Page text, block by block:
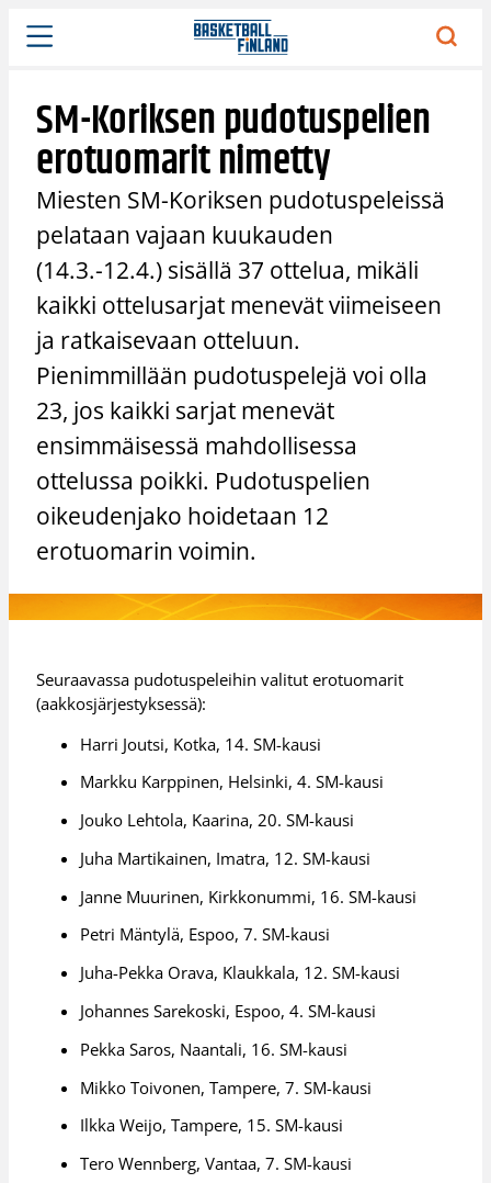
Siirry
sisältöön
SM-Koriksen pudotuspelien
erotuomarit nimetty
Miesten SM-Koriksen pudotuspeleissä
pelataan vajaan kuukauden
(14.3.-12.4.) sisällä 37 ottelua, mikäli
kaikki ottelusarjat menevät viimeiseen
ja ratkaisevaan otteluun.
Pienimmillään pudotuspelejä voi olla
23, jos kaikki sarjat menevät
ensimmäisessä mahdollisessa
ottelussa poikki. Pudotuspelien
oikeudenjako hoidetaan 12
erotuomarin voimin.
Seuraavassa pudotuspeleihin valitut erotuomarit
(aakkosjärjestyksessä):
Harri Joutsi, Kotka, 14. SM-kausi
Markku Karppinen, Helsinki, 4. SM-kausi
Jouko Lehtola, Kaarina, 20. SM-kausi
Juha Martikainen, Imatra, 12. SM-kausi
Janne Muurinen, Kirkkonummi, 16. SM-kausi
Petri Mäntylä, Espoo, 7. SM-kausi
Juha-Pekka Orava, Klaukkala, 12. SM-kausi
Johannes Sarekoski, Espoo, 4. SM-kausi
Pekka Saros, Naantali, 16. SM-kausi
Mikko Toivonen, Tampere, 7. SM-kausi
Ilkka Weijo, Tampere, 15. SM-kausi
Tero Wennberg, Vantaa, 7. SM-kausi